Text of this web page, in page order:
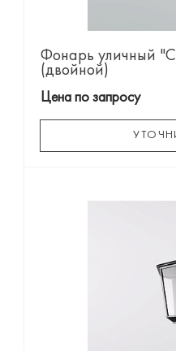
Фонарь уличный
(двойной)
Цена по запросу